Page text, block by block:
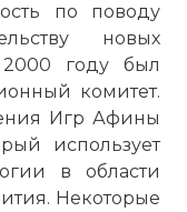
по поводу
новых
году был
комитет.
Игр Афины
использует
в области
Некоторые